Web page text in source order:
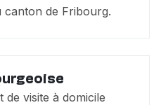
canton de Fribourg.
visite à domicile